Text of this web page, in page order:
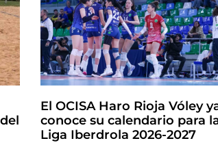
El OCISA Haro Rioja Vóley
conoce su calendario para
Liga Iberdrola 2026-2027